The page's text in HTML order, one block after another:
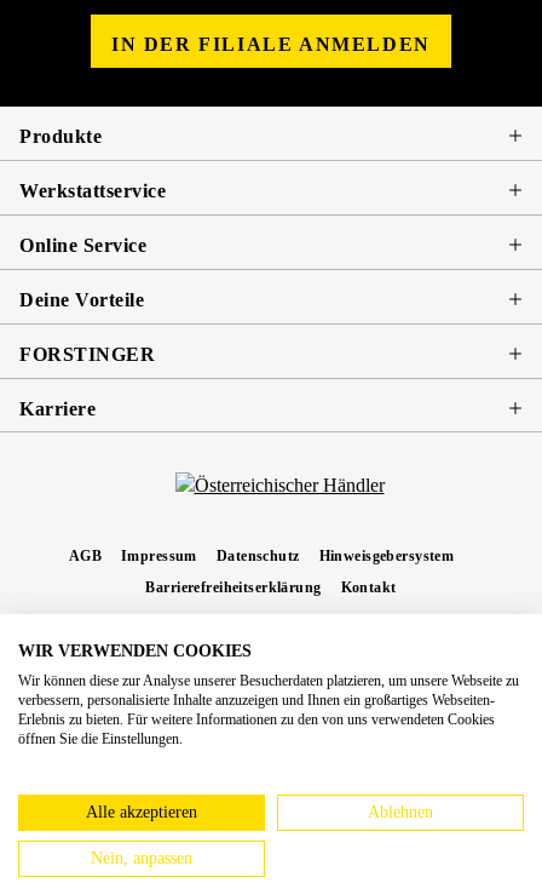
IN DER FILIALE ANMELDEN
Produkte
Werkstattservice
Online Service
Deine Vorteile
FORSTINGER
Karriere
AGB Impressum Datenschutz
Hinweisgebersystem
Barrierefreiheitserklärung
Kontakt
Nachnahmegebühren, wenn nicht anders angegeben.
Copyright 2026 Forstinger Österreich GmbH
Königstetter Straße 128 - 134/OG3, 3430 Tulln
europäschen Online-Streitbeilegungs-Plattform hinzuweisen:
webgate.ec.europa.eu/odr
WIR VERWENDEN COOKIES
Wir können diese zur Analyse unserer Besucherdaten platzieren, um unsere Webseite zu
verbessern, personalisierte Inhalte anzuzeigen und Ihnen ein großartiges Webseiten-
Erlebnis zu bieten. Für weitere Informationen zu den von uns verwendeten Cookies
öffnen Sie die Einstellungen.
Alle akzeptieren Ablehnen
Nein, anpassen